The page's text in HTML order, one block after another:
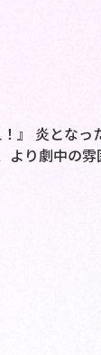
』 炎となっ
より劇中の